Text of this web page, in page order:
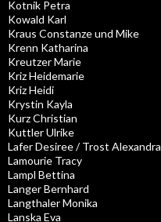
Kotnik Petra
Kowald Karl
Kraus Constanze und Mike
Krenn Katharina
Kreutzer Marie
Kriz Heidemarie
Kriz Heidi
Krystin Kayla
Kurz Christian
Kuttler Ulrike
Lafer Desiree / Trost Alexandra
Lamourie Tracy
Lampl Bettina
Langer Bernhard
Langthaler Monika
Lanska Eva